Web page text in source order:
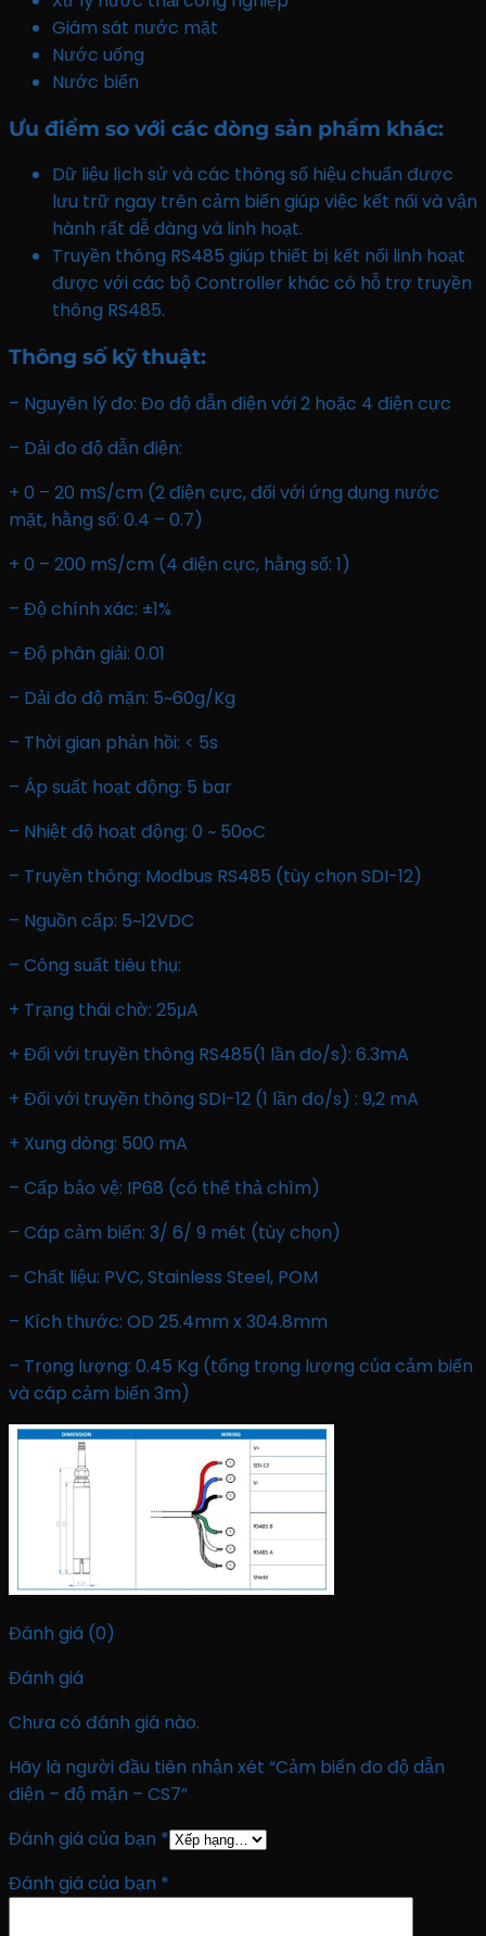
Giám sát nước mặt
Nước uống
Nước biển
Ưu điểm so với các dòng sản phẩm khác:
Dữ liệu lịch sử và các thông số hiệu chuẩn được
lưu trữ ngay trên cảm biến giúp việc kết nối và vận
hành rất dễ dàng và linh hoạt.
Truyền thông RS485 giúp thiết bị kết nối linh hoạt
được với các bộ Controller khác có hỗ trợ truyền
thông RS485.
Thông số kỹ thuật:
– Nguyên lý đo: Đo độ dẫn điện với 2 hoặc 4 điện cực
– Dải đo độ dẫn điện:
+ 0 – 20 mS/cm (2 điện cực, đối với ứng dụng nước
mặt, hằng số: 0.4 – 0.7)
+ 0 – 200 mS/cm (4 điện cực, hằng số: 1)
– Độ chính xác: ±1%
– Độ phân giải: 0.01
– Dải đo độ mặn: 5~60g/Kg
– Thời gian phản hồi: < 5s
– Áp suất hoạt động: 5 bar
– Nhiệt độ hoạt động: 0 ~ 50oC
– Truyền thông: Modbus RS485 (tùy chọn SDI-12)
– Nguồn cấp: 5~12VDC
– Công suất tiêu thụ:
+ Trạng thái chờ: 25μA
+ Đối với truyền thông RS485(1 lần đo/s): 6.3mA
+ Đối với truyền thông SDI-12 (1 lần đo/s) : 9,2 mA
+ Xung dòng: 500 mA
– Cấp bảo vệ: IP68 (có thể thả chìm)
– Cáp cảm biến: 3/ 6/ 9 mét (tùy chọn)
– Chất liệu: PVC, Stainless Steel, POM
– Kích thước: OD 25.4mm x 304.8mm
– Trọng lượng: 0.45 Kg (tổng trọng lượng của cảm biến
và cáp cảm biến 3m)
Đánh giá (0)
Đánh giá
Chưa có đánh giá nào.
Hãy là người đầu tiên nhận xét “Cảm biến đo độ dẫn
điện – độ mặn – CS7”
Đánh giá của bạn *
Đánh giá của bạn *